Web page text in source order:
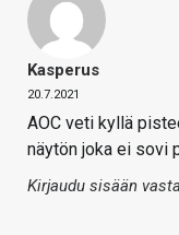
Kasperus
20.7.2021
AOC veti kyllä
näytön joka ei sovi
Kirjaudu sisään